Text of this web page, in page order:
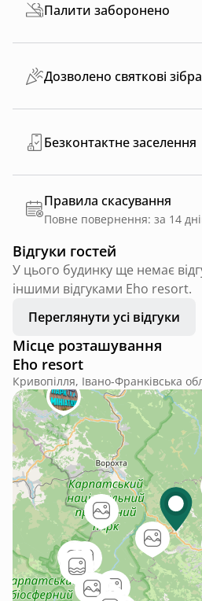
Палити заборонено
Дозволено святкові
Безконтактне заселення
Правила скасування
Відгуки гостей
У цього будинку ще немає
іншими відгуками Eho resort.
Переглянути усі відгуки
Місце розташування
Eho resort
Кривопілля, Івано-Франківська